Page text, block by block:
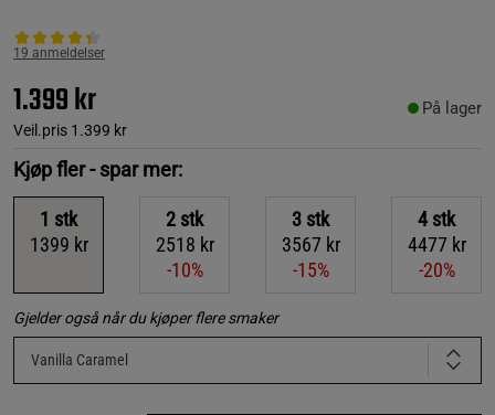
19 anmeldelser
1.399 kr
Veil.pris 1.399 kr
På lager
Kjøp fler - spar mer:
1 stk
1399 kr
2 stk
2518 kr
-10%
3 stk
3567 kr
-15%
4 stk
4477 kr
-20%
Gjelder også når du kjøper flere smaker
Vanilla Caramel